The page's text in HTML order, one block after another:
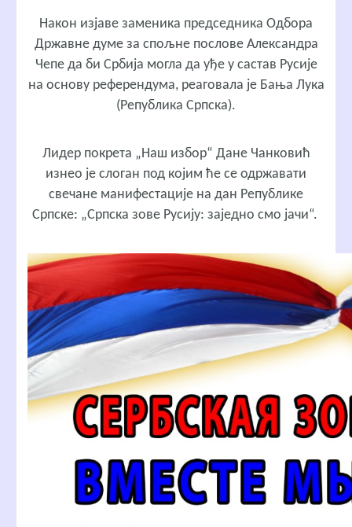
Након изјаве заменика председника Одбора
Државне думе за спољне послове Александра
Чепе да би Србија могла да уђе у састав Русије
на основу референдума, реаговала је Бања Лука
(Република Српска).
Лидер покрета „Наш избор“ Дане Чанковић
изнео је слоган под којим ће се одржавати
свечане манифестације на дан Републике
Српске: „Српска зове Русију: заједно смо јачи“.